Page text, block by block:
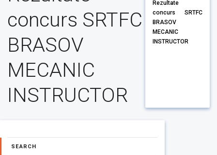
concurs SRTFC
BRASOV
MECANIC
INSTRUCTOR
Rezultate
concurs SRTFC
BRASOV
MECANIC
INSTRUCTOR
SEARCH